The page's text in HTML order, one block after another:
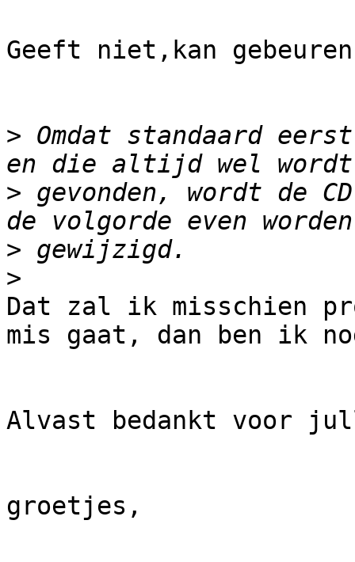
Geeft niet,kan
> Omdat standaard
> gevonden, wordt de
>
>
Dat zal ik misschien
mis gaat, dan ben ik
Alvast bedankt voor
groetjes,